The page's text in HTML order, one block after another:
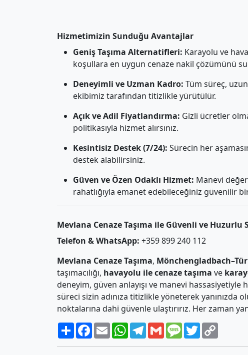
Hizmetimizin Sunduğu Avantajlar
Geniş Taşıma Alternatifleri: Karayolu ve
koşullara en uygun cenaze nakil çözümünü
Deneyimli ve Uzman Kadro: Tüm süreç,
ekibimiz tarafından titizlikle yürütülür.
Açık ve Adil Fiyatlandırma: Gizli ücretler
politikasıyla hizmet alırsınız.
Kesintisiz Destek (7/24): Sürecin her
destek alabilirsiniz.
Güven ve Özen Odaklı Hizmet: Manevi
rahatlığıyla emanet edebileceğiniz güvenilir
Mevlana Cenaze Taşıma ile Güvenli ve Huzurlu
Telefon & WhatsApp: +359 899 240 112
Mevlana Cenaze Taşıma,
taşımacılığı, havayolu ile cenaze taşıma ve
deneyim, güven anlayışı ve manevi
süreci sizin adınıza titizlikle yöneterek yanınızda
noktalarına dahi güvenle ulaştırırız. Her zaman
PaylaşFacebook
EmailWhatsApp
Telegram
GmailMessage
Twitter